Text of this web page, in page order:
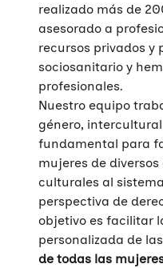
realizado más de
asesorado a
recursos privados y
sociosanitario y
profesionales.
Nuestro equipo
género,
fundamental para
mujeres de
culturales al
perspectiva de
objetivo es facilitar
personalizada de las
de todas las